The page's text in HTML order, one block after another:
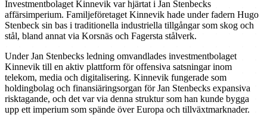
Investmentbolaget Kinnevik var hjärtat i Jan Stenbecks
affärsimperium. Familjeföretaget Kinnevik hade under fadern Hugo
Stenbeck sin bas i traditionella industriella tillgångar som skog och
stål, bland annat via Korsnäs och Fagersta stålverk.
Under Jan Stenbecks ledning omvandlades investmentbolaget
Kinnevik till en aktiv plattform för offensiva satsningar inom
telekom, media och digitalisering. Kinnevik fungerade som
holdingbolag och finansiäringsorgan för Jan Stenbecks expansiva
risktagande, och det var via denna struktur som han kunde bygga
upp ett imperium som spände över Europa och tillväxtmarknader.